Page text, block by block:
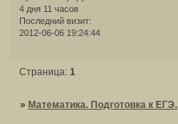
4 дня 11 часов
Последний визит:
2012-06-06 19:24:44
Страница: 1
» Математика. Подготовка к ЕГЭ.